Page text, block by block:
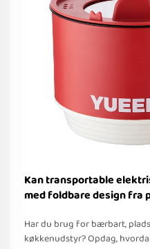
Kan transportable
med foldbare design fra
Har du brug for bærbart,
køkkenudstyr? Opdag,